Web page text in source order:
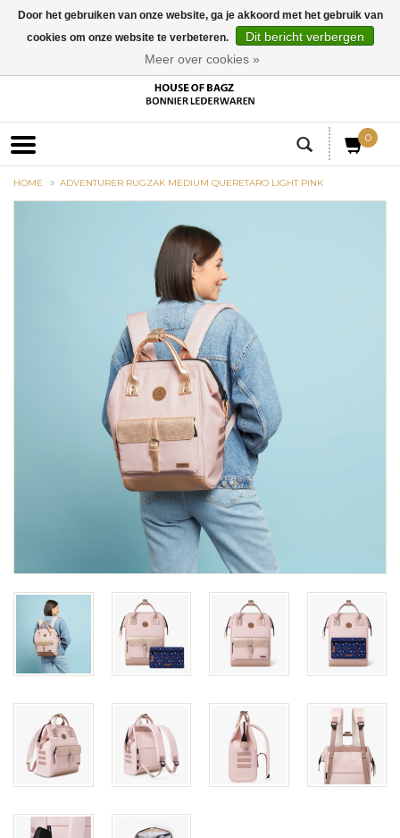
0
HOME ADVENTURER RUGZAK MEDIUM QUERETARO LIGHT PINK
Door het gebruiken van onze website, ga je akkoord met het gebruik van
cookies om onze website te verbeteren.
Dit bericht verbergen
Meer over cookies »